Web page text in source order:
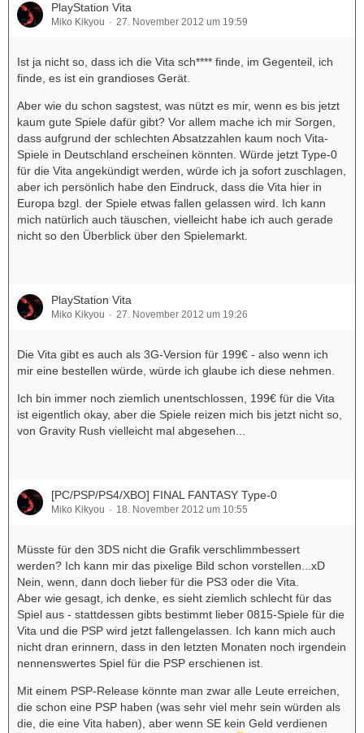
PlayStation Vita
Miko Kikyou 27. November 2012 um 19:59
Ist ja nicht so, dass ich die Vita sch**** finde, im Gegenteil, ich
finde, es ist ein grandioses Gerät.
Aber wie du schon sagstest, was nützt es mir, wenn es bis jetzt
kaum gute Spiele dafür gibt? Vor allem mache ich mir Sorgen,
dass aufgrund der schlechten Absatzzahlen kaum noch Vita-
Spiele in Deutschland erscheinen könnten. Würde jetzt Type-0
für die Vita angekündigt werden, würde ich ja sofort zuschlagen,
aber ich persönlich habe den Eindruck, dass die Vita hier in
Europa bzgl. der Spiele etwas fallen gelassen wird. Ich kann
mich natürlich auch täuschen, vielleicht habe ich auch gerade
nicht so den Überblick über den Spielemarkt.
PlayStation Vita
Miko Kikyou 27. November 2012 um 19:26
Die Vita gibt es auch als 3G-Version für 199€ - also wenn ich
mir eine bestellen würde, würde ich glaube ich diese nehmen.
Ich bin immer noch ziemlich unentschlossen, 199€ für die Vita
ist eigentlich okay, aber die Spiele reizen mich bis jetzt nicht so,
von Gravity Rush vielleicht mal abgesehen...
[PC/PSP/PS4/XBO] FINAL FANTASY Type-0
Miko Kikyou 18. November 2012 um 10:55
Müsste für den 3DS nicht die Grafik verschlimmbessert
werden? Ich kann mir das pixelige Bild schon vorstellen...xD
Nein, wenn, dann doch lieber für die PS3 oder die Vita.
Aber wie gesagt, ich denke, es sieht ziemlich schlecht für das
Spiel aus - stattdessen gibts bestimmt lieber 0815-Spiele für die
Vita und die PSP wird jetzt fallengelassen. Ich kann mich auch
nicht dran erinnern, dass in den letzten Monaten noch irgendein
nennenswertes Spiel für die PSP erschienen ist.
Mit einem PSP-Release könnte man zwar alle Leute erreichen,
die schon eine PSP haben (was sehr viel mehr sein würden als
die, die eine Vita haben), aber wenn SE kein Geld verdienen